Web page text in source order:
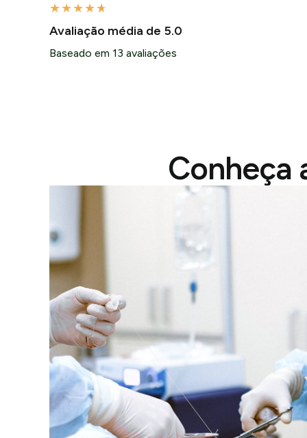
★★★★★
Avaliação média de 5.0
Baseado em 13 avaliações
Conheça